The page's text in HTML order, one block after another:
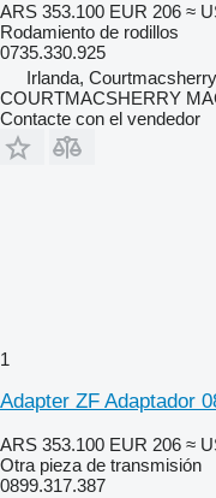
ARS 353.100 EUR 206 ≈
Rodamiento de rodillos
0735.330.925
Irlanda, Courtmacsherry
COURTMACSHERRY
Contacte con el vendedor
1
Adapter ZF Adaptador
ARS 353.100 EUR 206 ≈
Otra pieza de transmisión
0899.317.387